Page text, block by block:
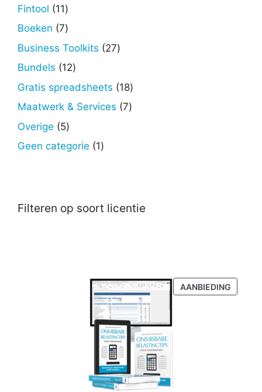
Fintool 1111
producten
Boeken 77
producten
Business Toolkits 2727
Bundels 1212
producten
Gratis spreadsheets 1818
producten
Maatwerk & Services 77
Overige 55
producten
Geen categorie 11
Filteren op soort licentie
AANBIEDING
IN